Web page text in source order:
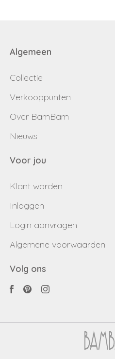
Algemeen
Collectie
Verkooppunten
Over BamBam
Nieuws
Voor jou
Klant worden
Inloggen
Login aanvragen
Algemene voorwaarden
Volg ons